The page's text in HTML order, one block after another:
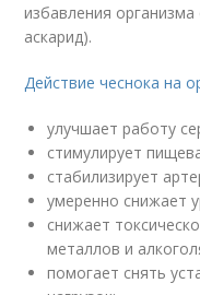
избавления организма
аскарид).
Действие чеснока на
улучшает работу
стимулирует
стабилизирует
умеренно снижает
снижает
металлов и
помогает снять